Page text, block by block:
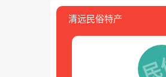
清远民俗特产